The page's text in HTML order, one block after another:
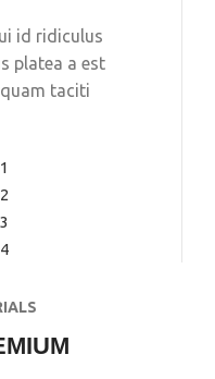
id ridiculus
platea a est
taciti